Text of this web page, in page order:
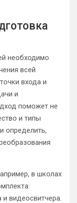
необходимо
всей
входа и
и
поможет не
и типы
определить,
в школах
и видеосвитчера.